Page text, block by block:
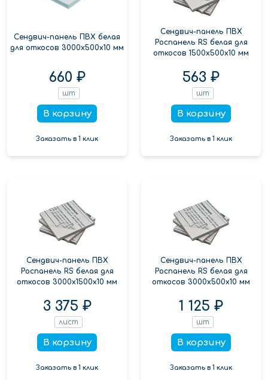
Сендвич-панель ПВХ белая
для откосов 3000x500x10 мм
660 ₽
шт
В корзину
Заказать в 1 клик
Сендвич-панель ПВХ
Роспанель RS белая для
откосов 1500x500x10 мм
563 ₽
шт
В корзину
Заказать в 1 клик
Сендвич-панель ПВХ
Роспанель RS белая для
откосов 3000x1500x10 мм
3 375 ₽
лист
В корзину
Заказать в 1 клик
Сендвич-панель ПВХ
Роспанель RS белая для
откосов 3000x500x10 мм
1 125 ₽
шт
В корзину
Заказать в 1 клик